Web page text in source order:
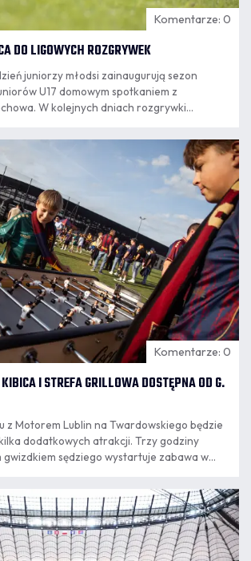
Komentarze: 0
DO LIGOWYCH ROZGRYWEK
juniorzy młodsi zainaugurują sezon
U17 domowym spotkaniem z
W kolejnych dniach rozgrywki
Komentarze: 0
I STREFA GRILLOWA DOSTĘPNA OD G.
z Motorem Lublin na Twardowskiego będzie
dodatkowych atrakcji. Trzy godziny
sędziego wystartuje zabawa w